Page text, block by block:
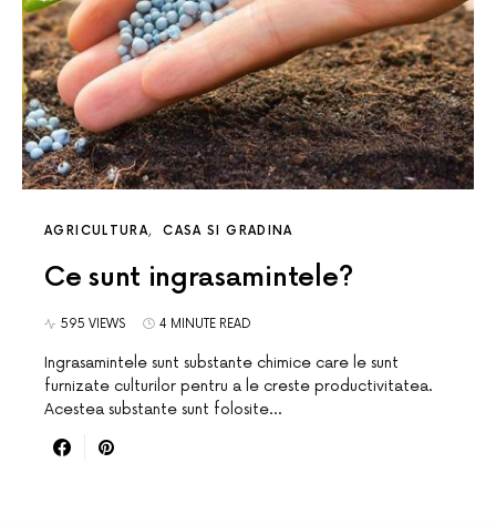
AGRICULTURA CASA SI GRADINA
Ce sunt ingrasamintele?
595 VIEWS 4 MINUTE READ
Ingrasamintele sunt substante chimice care le sunt
furnizate culturilor pentru a le creste productivitatea.
Acestea substante sunt folosite…